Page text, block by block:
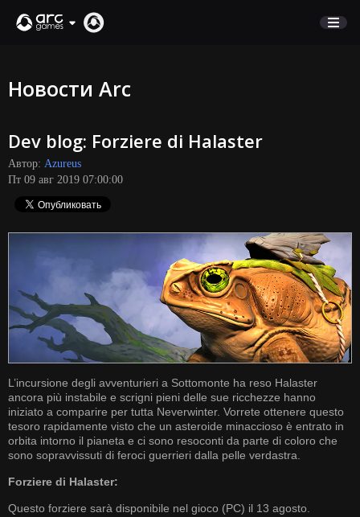
ПОДДЕРЖКА
Вход
English
Italiano
Pусский
Español
Новости Arc
Dev blog: Forziere di Halaster
Автор: Azureus
Пт 09 авг 2019 07:00:00
L’incursione degli avventurieri a Sottomonte ha reso Halaster
ancora più instabile e scrigni pieni delle sue ricchezze hanno
iniziato a comparire per tutta Neverwinter. Vorrete ottenere questo
tesoro rapidamente visto che un asteroide minaccioso è entrato in
orbita intorno il pianeta e ci sono resoconti da parte di coloro che
sono sopravvissuti di feroci guerrieri dalla pelle verdastra.
Forziere di Halaster:
Questo forziere sarà disponibile nel gioco (PC) il 13 agosto.